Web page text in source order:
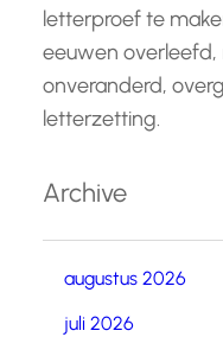
letterproef te
eeuwen overleefd,
onveranderd,
letterzetting.
Archive
augustus 2026
juli 2026